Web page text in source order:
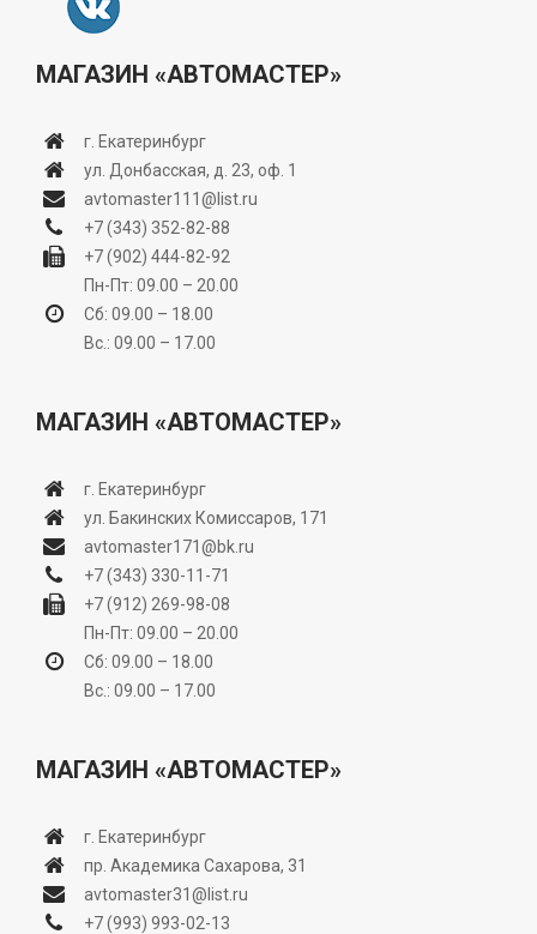
МАГАЗИН «АВТОМАСТЕР»
г. Екатеринбург
ул. Донбасская, д. 23, оф. 1
avtomaster111@list.ru
+7 (343) 352-82-88
+7 (902) 444-82-92
Пн-Пт: 09.00 – 20.00
Сб: 09.00 – 18.00
Вс.: 09.00 – 17.00
МАГАЗИН «АВТОМАСТЕР»
г. Екатеринбург
ул. Бакинских Комиссаров, 171
avtomaster171@bk.ru
+7 (343) 330-11-71
+7 (912) 269-98-08
Пн-Пт: 09.00 – 20.00
Сб: 09.00 – 18.00
Вс.: 09.00 – 17.00
МАГАЗИН «АВТОМАСТЕР»
г. Екатеринбург
пр. Академика Сахарова, 31
avtomaster31@list.ru
+7 (993) 993-02-13